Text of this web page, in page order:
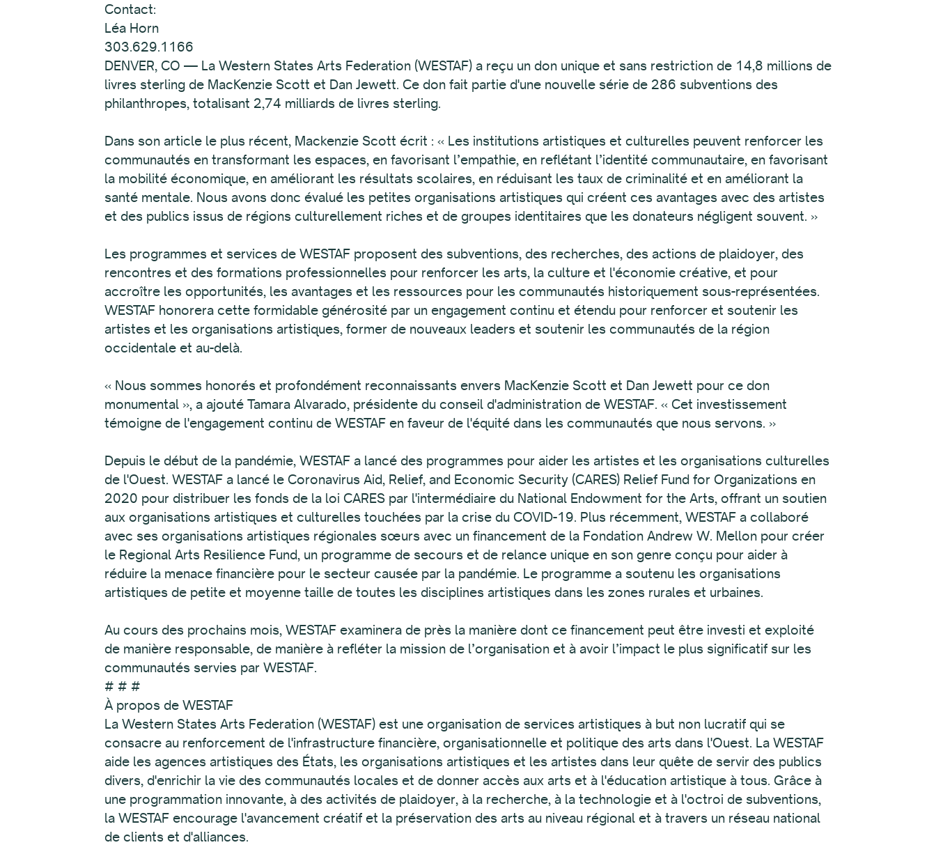
Contact:
Léa Horn
303.629.1166
DENVER, CO — La Western States Arts Federation (WESTAF) a reçu un don unique et sans restriction de 14,8 millions de
livres sterling de MacKenzie Scott et Dan Jewett. Ce don fait partie d'une nouvelle série de 286 subventions des
philanthropes, totalisant 2,74 milliards de livres sterling.
Dans son article le plus récent, Mackenzie Scott écrit : « Les institutions artistiques et culturelles peuvent renforcer les
communautés en transformant les espaces, en favorisant l’empathie, en reflétant l’identité communautaire, en favorisant
la mobilité économique, en améliorant les résultats scolaires, en réduisant les taux de criminalité et en améliorant la
santé mentale. Nous avons donc évalué les petites organisations artistiques qui créent ces avantages avec des artistes
et des publics issus de régions culturellement riches et de groupes identitaires que les donateurs négligent souvent. »
Les programmes et services de WESTAF proposent des subventions, des recherches, des actions de plaidoyer, des
rencontres et des formations professionnelles pour renforcer les arts, la culture et l'économie créative, et pour
accroître les opportunités, les avantages et les ressources pour les communautés historiquement sous-représentées.
WESTAF honorera cette formidable générosité par un engagement continu et étendu pour renforcer et soutenir les
artistes et les organisations artistiques, former de nouveaux leaders et soutenir les communautés de la région
occidentale et au-delà.
« Nous sommes honorés et profondément reconnaissants envers MacKenzie Scott et Dan Jewett pour ce don
monumental », a ajouté Tamara Alvarado, présidente du conseil d'administration de WESTAF. « Cet investissement
témoigne de l'engagement continu de WESTAF en faveur de l'équité dans les communautés que nous servons. »
Depuis le début de la pandémie, WESTAF a lancé des programmes pour aider les artistes et les organisations culturelles
de l'Ouest. WESTAF a lancé le Coronavirus Aid, Relief, and Economic Security (CARES) Relief Fund for Organizations en
2020 pour distribuer les fonds de la loi CARES par l'intermédiaire du National Endowment for the Arts, offrant un soutien
aux organisations artistiques et culturelles touchées par la crise du COVID-19. Plus récemment, WESTAF a collaboré
avec ses organisations artistiques régionales sœurs avec un financement de la Fondation Andrew W. Mellon pour créer
le Regional Arts Resilience Fund, un programme de secours et de relance unique en son genre conçu pour aider à
réduire la menace financière pour le secteur causée par la pandémie. Le programme a soutenu les organisations
artistiques de petite et moyenne taille de toutes les disciplines artistiques dans les zones rurales et urbaines.
Au cours des prochains mois, WESTAF examinera de près la manière dont ce financement peut être investi et exploité
de manière responsable, de manière à refléter la mission de l’organisation et à avoir l’impact le plus significatif sur les
communautés servies par WESTAF.
# # #
À propos de WESTAF
La Western States Arts Federation (WESTAF) est une organisation de services artistiques à but non lucratif qui se
consacre au renforcement de l'infrastructure financière, organisationnelle et politique des arts dans l'Ouest. La WESTAF
aide les agences artistiques des États, les organisations artistiques et les artistes dans leur quête de servir des publics
divers, d'enrichir la vie des communautés locales et de donner accès aux arts et à l'éducation artistique à tous. Grâce à
une programmation innovante, à des activités de plaidoyer, à la recherche, à la technologie et à l'octroi de subventions,
la WESTAF encourage l'avancement créatif et la préservation des arts au niveau régional et à travers un réseau national
de clients et d'alliances.